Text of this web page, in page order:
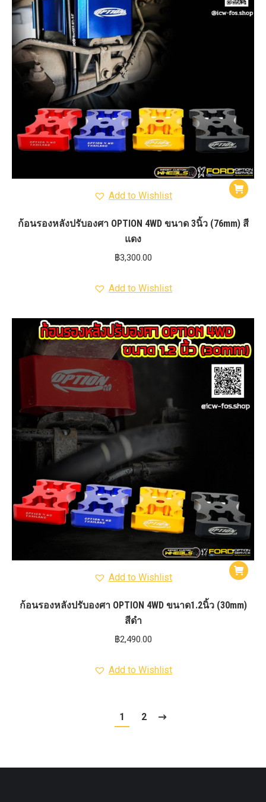
Add to Wishlist
ก้อนรองหลังปรับองศา OPTION 4WD ขนาด 3นิ้ว (76mm) สี
แดง
฿3,300.00
Add to Wishlist
Add to Wishlist
ก้อนรองหลังปรับองศา OPTION 4WD ขนาด1.2นิ้ว (30mm)
สีดำ
฿2,490.00
Add to Wishlist
1 2